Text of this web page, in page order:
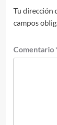
Tu dirección
campos
Comentario